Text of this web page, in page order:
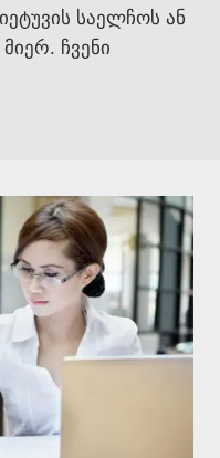
საელჩოს ან
ჩვენი